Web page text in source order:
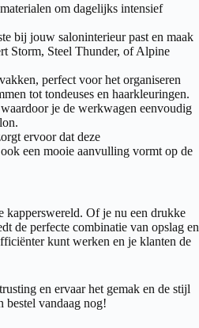
om dagelijks intensief
bij jouw saloninterieur past en maak
Storm, Steel Thunder, of Alpine
perfect voor het organiseren
tot tondeuses en haarkleuringen.
je de werkwagen eenvoudig
ervoor dat deze
een mooie aanvulling vormt op de
kapperswereld. Of je nu een drukke
de perfecte combinatie van opslag en
kunt werken en je klanten de
en ervaar het gemak en de stijl
bestel vandaag nog!